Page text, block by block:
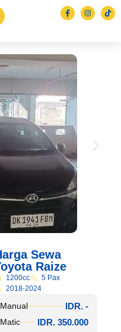
Sewa
Raize
1200cc
5 Pax
2018-2024
Manual IDR. -
Matic IDR. 350.000